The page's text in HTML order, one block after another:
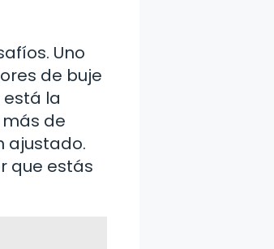
Uno
de buje
la
de
ajustado.
que estás